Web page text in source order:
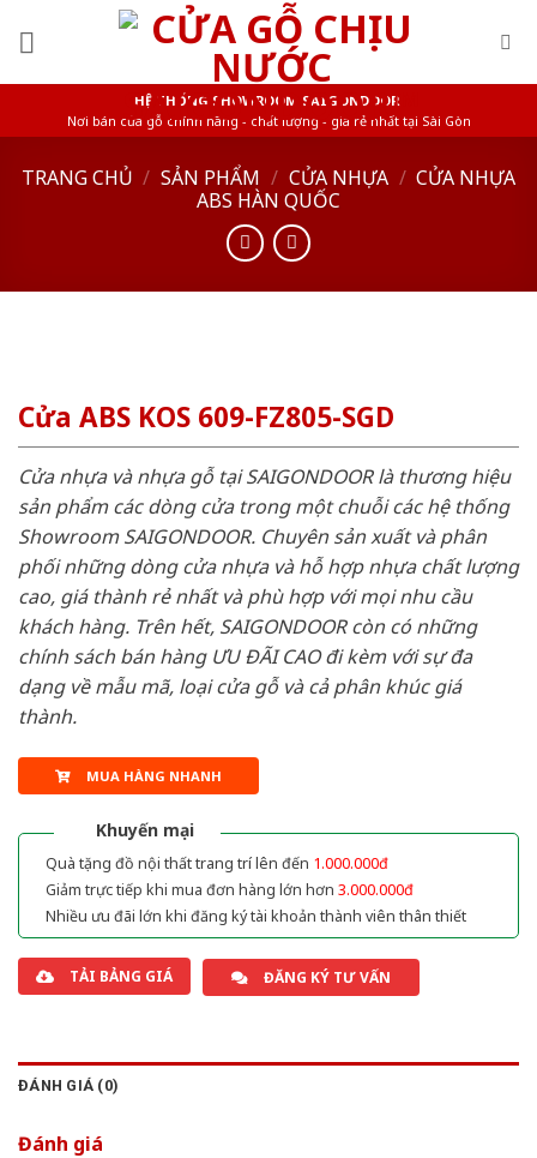
HỆ THỐNG SHOWROOM SAIGONDOOR
Nơi bán cửa gỗ chính hãng - chất lượng - giá rẻ nhất tại Sài Gòn
TRANG CHỦ / SẢN PHẨM / CỬA NHỰA / CỬA NHỰA
ABS HÀN QUỐC
Cửa ABS KOS 609-FZ805-SGD
Cửa nhựa và nhựa gỗ tại SAIGONDOOR là thương hiệu
sản phẩm các dòng cửa trong một chuỗi các hệ thống
Showroom SAIGONDOOR. Chuyên sản xuất và phân
phối những dòng cửa nhựa và hỗ hợp nhựa chất lượng
cao, giá thành rẻ nhất và phù hợp với mọi nhu cầu
khách hàng. Trên hết, SAIGONDOOR còn có những
chính sách bán hàng ƯU ĐÃI CAO đi kèm với sự đa
dạng về mẫu mã, loại cửa gỗ và cả phân khúc giá
thành.
MUA HÀNG NHANH
Khuyến mại
Quà tặng đồ nội thất trang trí lên đến 1.000.000đ
Giảm trực tiếp khi mua đơn hàng lớn hơn 3.000.000đ
Nhiều ưu đãi lớn khi đăng ký tài khoản thành viên thân thiết
TẢI BẢNG GIÁ ĐĂNG KÝ TƯ VẤN
ĐÁNH GIÁ (0)
Đánh giá